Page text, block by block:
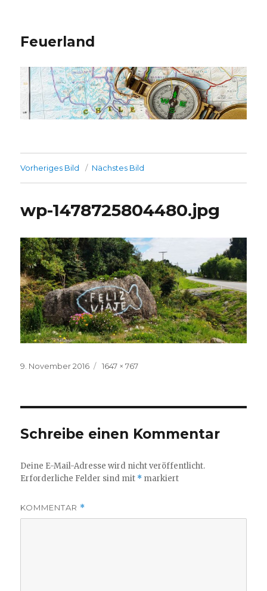
Feuerland
Vorheriges Bild Nächstes Bild
wp-1478725804480.jpg
Veröffentlicht
9. November 2016
Volle
1647 × 767
Schreibe einen Kommentar
Deine E-Mail-Adresse wird nicht veröffentlicht.
Erforderliche Felder sind mit * markiert
KOMMENTAR *